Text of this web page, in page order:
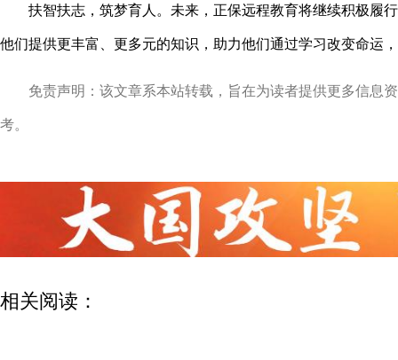
扶智扶志，筑梦育人。未来，正保远程教育将继续积极履
他们提供更丰富、更多元的知识，助力他们通过学习改变命运
免责声明：该文章系本站转载，旨在为读者提供更多信息
考。
相关阅读：